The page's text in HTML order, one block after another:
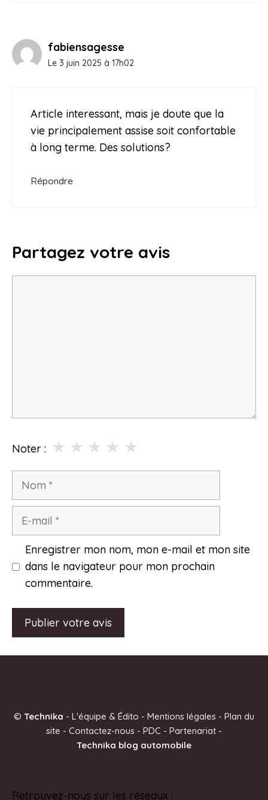
fabiensagesse
Le 3 juin 2025 à 17h02
Article interessant, mais je doute que la
vie principalement assise soit confortable
à long terme. Des solutions?
Répondre
Partagez votre avis
Noter : ★
★
★
★
★
Nom
Enregistrer mon nom, mon e-mail et mon site
dans le navigateur pour mon prochain
commentaire.
r
© Technika - L'équipe & Édito - Mentions légales - Plan du
site - Contactez-nous - PDC - Partenariat -
Technika blog automobile
Retrouvez-nous sur les réseaux :